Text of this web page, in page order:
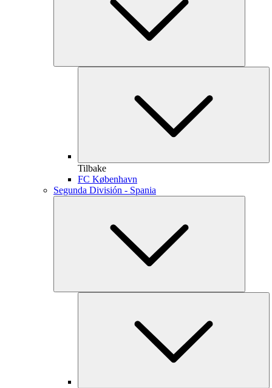
Tilbake
FC København
Segunda División - Spania